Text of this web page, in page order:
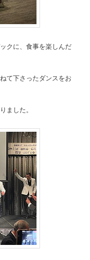
クに、食事を楽しんだ
て下さったダンスをお
ました。